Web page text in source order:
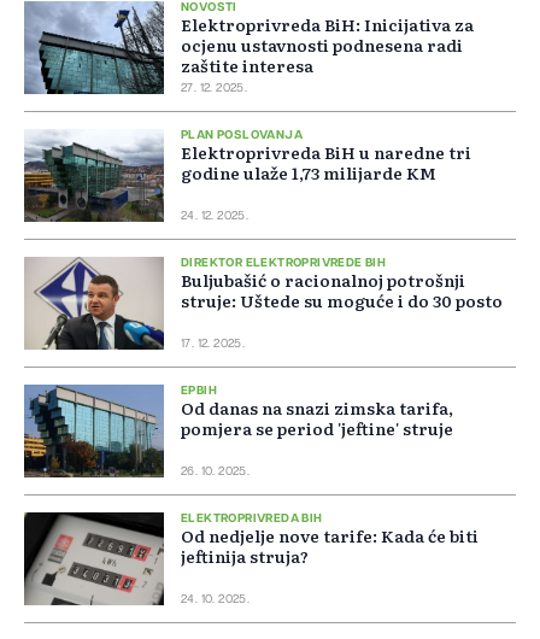
NOVOSTI
Elektroprivreda BiH: Inicijativa za
ocjenu ustavnosti podnesena radi
zaštite interesa
27. 12. 2025.
PLAN POSLOVANJA
Elektroprivreda BiH u naredne tri
godine ulaže 1,73 milijarde KM
24. 12. 2025.
DIREKTOR ELEKTROPRIVREDE BIH
Buljubašić o racionalnoj potrošnji
struje: Uštede su moguće i do 30 posto
17. 12. 2025.
EPBIH
Od danas na snazi zimska tarifa,
pomjera se period 'jeftine' struje
26. 10. 2025.
ELEKTROPRIVREDA BIH
Od nedjelje nove tarife: Kada će biti
jeftinija struja?
24. 10. 2025.